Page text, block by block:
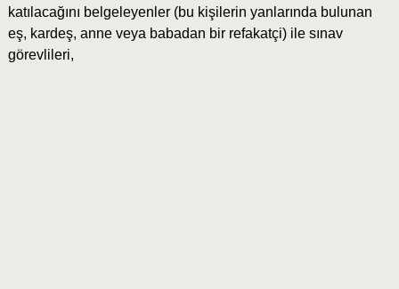
katılacağını belgeleyenler (bu kişilerin yanlarında bulunan
eş, kardeş, anne veya babadan bir refakatçi) ile sınav
görevlileri,